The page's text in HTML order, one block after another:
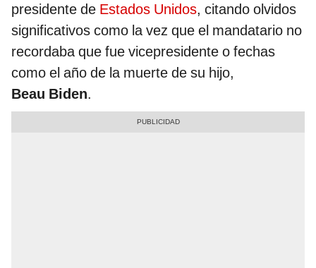
presidente de Estados Unidos, citando olvidos
significativos como la vez que el mandatario no
recordaba que fue vicepresidente o fechas
como el año de la muerte de su hijo,
Beau Biden.